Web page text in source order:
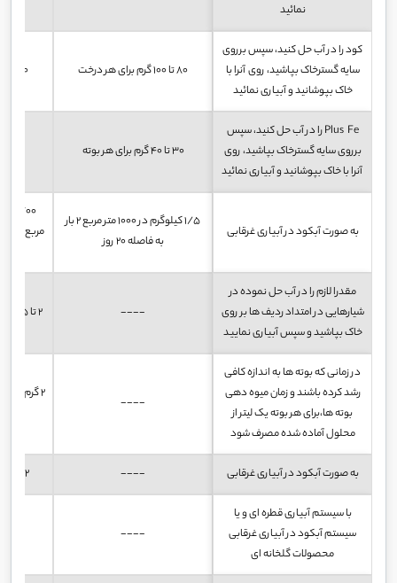
نمائید
کود را در آب حل کنید، سپس برروی
سایه گسترخاک بپاشید، روی آنرا با
خاک بپوشانید و آبیاری نمائید
80 تا 100 گرم برای هر درخت 40 تا 50 گرم برای هر درخت
Plus Fe را در آب حل کنید، سپس
برروی سایه گسترخاک بپاشید، روی
آنرا با خاک بپوشانید و آبیاری نمائید
30 تا 40 گرم برای هر بوته
به صورت آبکود در آبیاری غرقابی
1/5 کیلوگرم در 1000 متر مربع 2 بار
به فاصله 20 روز
مقدرا لازم را در آب حل نموده در
شیارهایی در امتداد ردیف ها بر روی
خاک بپاشید و سپس آبیاری نمایید
---- 2 تا 5 کیلو در هکتار در 500 لیتر آب
در زمانی که بوته ها به اندازه کافی
رشد کرده باشند و زمان میوه دهی
بوته ها،برای هر بوته یک لیتر از
محلول آماده شده مصرف شود
----
به صورت آبکود در آبیاری غرقابی ---- 2 تا 3 گرم / هر یک متر مربع
با سیستم آبیاری قطره ای و یا
سیستم آبکود در آبیاری غرقابی
محصولات گلخانه ای
----